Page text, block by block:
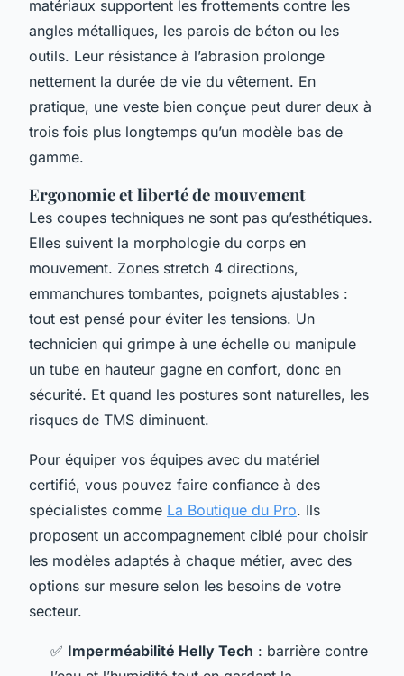
matériaux supportent les frottements contre les
angles métalliques, les parois de béton ou les
outils. Leur résistance à l’abrasion prolonge
nettement la durée de vie du vêtement. En
pratique, une veste bien conçue peut durer deux à
trois fois plus longtemps qu’un modèle bas de
gamme.
Ergonomie et liberté de mouvement
Les coupes techniques ne sont pas qu’esthétiques.
Elles suivent la morphologie du corps en
mouvement. Zones stretch 4 directions,
emmanchures tombantes, poignets ajustables :
tout est pensé pour éviter les tensions. Un
technicien qui grimpe à une échelle ou manipule
un tube en hauteur gagne en confort, donc en
sécurité. Et quand les postures sont naturelles, les
risques de TMS diminuent.
Pour équiper vos équipes avec du matériel
certifié, vous pouvez faire confiance à des
spécialistes comme La Boutique du Pro. Ils
proposent un accompagnement ciblé pour choisir
les modèles adaptés à chaque métier, avec des
options sur mesure selon les besoins de votre
secteur.
✅ Imperméabilité Helly Tech : barrière contre